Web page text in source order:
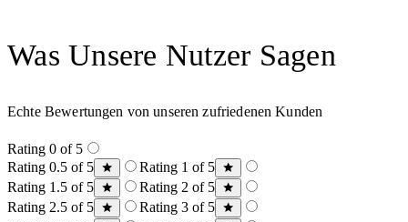
Was Unsere Nutzer Sagen
Echte Bewertungen von unseren zufriedenen Kunden
Rating 0 of 5
Rating 0.5 of 5
Rating 1 of 5
Rating 1.5 of 5
Rating 2 of 5
Rating 2.5 of 5
Rating 3 of 5